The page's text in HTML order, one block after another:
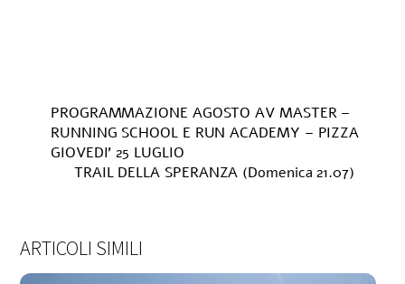
PROGRAMMAZIONE AGOSTO AV MASTER –
RUNNING SCHOOL E RUN ACADEMY – PIZZA
GIOVEDI’ 25 LUGLIO
TRAIL DELLA SPERANZA (Domenica 21.07)
ARTICOLI SIMILI